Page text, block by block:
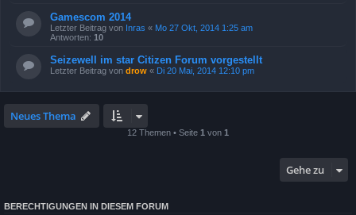
Gamescom 2014
Letzter Beitrag von Inras « Mo 27 Okt, 2014 1:25 am
Antworten: 10
Seizewell im star Citizen Forum vorgestellt
Letzter Beitrag von drow « Di 20 Mai, 2014 12:10 pm
Neues Thema
12 Themen • Seite 1 von 1
Gehe zu
BERECHTIGUNGEN IN DIESEM FORUM